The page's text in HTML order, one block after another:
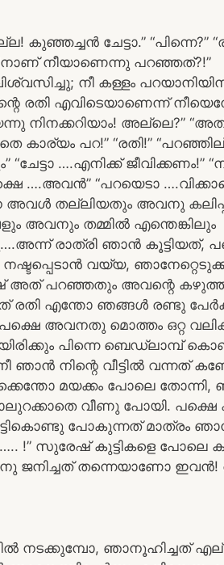
ചേട്ടാ.” “പിന്നെ?”
നീയാണെന്നു പറഞ്ഞത്?!”
നീ കള്ളം
രതി എവിടെയാണെന്ന്
നിനക്കറിയാം! അല്ലെ?”
കാര്യം പറ!” “രതി!”
….എനിക്ക് ജീവിക്കണം!”
….അവൻ” “പറയെടാ
അവൾ തല്ലിയതും അവനു
അവനും തമ്മിൽ എന്തെങ്കിലും
രാത്രി ഞാൻ കൂട്ടിയത്,
വയ്യ,
പറഞ്ഞതും അവന്റെ
രതി എന്തോ ഞങ്ങൾ രണ്ടു
അവനതു മൊത്തം ഒറ്റ
പിന്നെ ബെഡ്ലാമ്പ്
നിന്റെ വീട്ടിൽ വന്നത്
മയക്കം പോലെ
വീണു പോയി. പക്ഷെ
പോകുന്നത് മാത്രം
!” സുരേഷ് കുട്ടികളെ പോലെ
ജനിച്ചത് തന്നെയാണോ
നടക്കുമ്പോ, ഞാനൂഹിച്ചത്